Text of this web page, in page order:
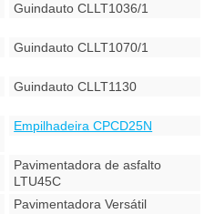
Guindauto CLLT1036/1
Guindauto CLLT1070/1
Guindauto CLLT1130
Empilhadeira CPCD25N
Pavimentadora de asfalto
LTU45C
Pavimentadora Versátil